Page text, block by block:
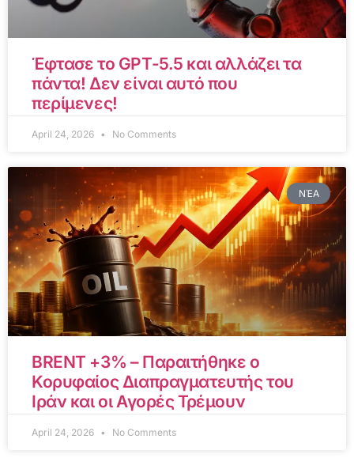
Έφτασε το GPT-5.5 και αλλάζει τα
πάντα! Δεν είναι αυτό που
περίμενες!
April 24, 2026 No Comments
ΝΈΑ
BRENT +3% – Παραιτήθηκε ο
Κορυφαίος Διαπραγματευτής του
Ιράν και οι Αγορές Τρέμουν
April 24, 2026 No Comments